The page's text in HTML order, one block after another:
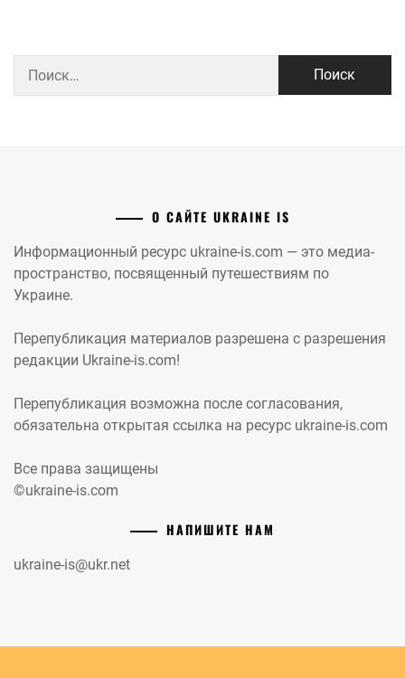
О САЙТЕ UKRAINE IS
Информационный ресурс ukraine-is.com — это медиа-
пространство, посвященный путешествиям по
Украине.
Перепубликация материалов разрешена с разрешения
редакции Ukraine-is.com!
Перепубликация возможна после согласования,
обязательна открытая ссылка на ресурс ukraine-is.com
Все права защищены
©ukraine-is.com
НАПИШИТЕ НАМ
ukraine-is@ukr.net